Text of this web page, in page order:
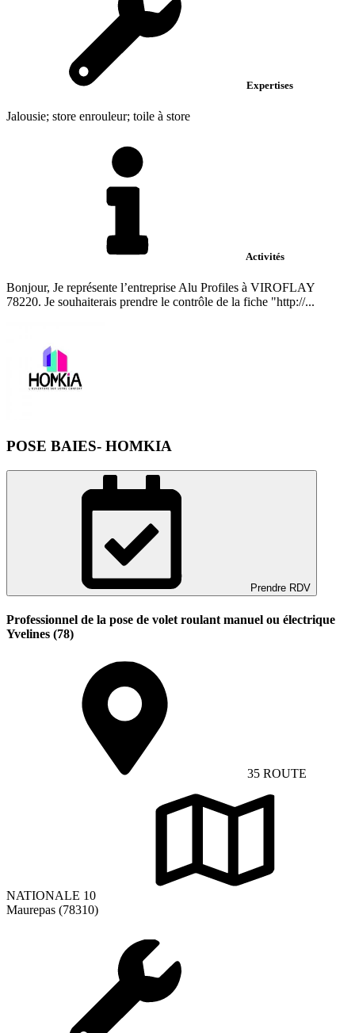
Expertises
Jalousie; store enrouleur; toile à store
Activités
Bonjour, Je représente l’entreprise Alu Profiles à VIROFLAY
78220. Je souhaiterais prendre le contrôle de la fiche "http://...
POSE BAIES- HOMKIA
Prendre RDV
Professionnel de la pose de volet roulant manuel ou électrique
Yvelines (78)
35 ROUTE
NATIONALE 10
Maurepas (78310)